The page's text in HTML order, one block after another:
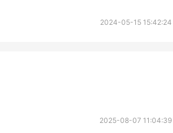
2024-05-15 15:42:24
2025-08-07 11:04:39